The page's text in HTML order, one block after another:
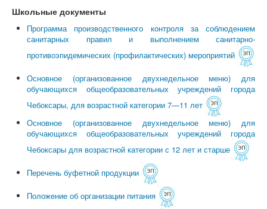
Школьные документы
Программа производственного контроля за соблюдением
санитарных правил и выполнением санитарно-
противоэпидемических (профилактических) мероприятий
Основное (организованное двухнедельное меню) для
обучающихся общеобразовательных учреждений города
Чебоксары, для возрастной категории 7—11 лет
Основное (организованное двухнедельное меню) для
обучающихся общеобразовательных учреждений города
Чебоксары для возрастной категории с 12 лет и старше
Перечень буфетной продукции
Положение об организации питания